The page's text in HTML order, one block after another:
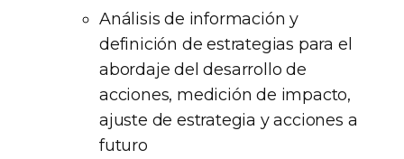
Análisis de información y
definición de estrategias para el
abordaje del desarrollo de
acciones, medición de impacto,
ajuste de estrategia y acciones a
futuro